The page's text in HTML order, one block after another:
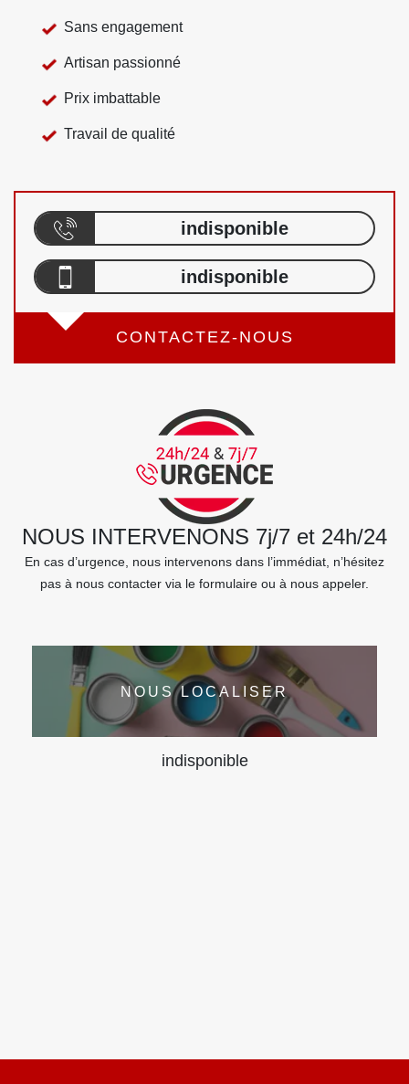
Sans engagement
Artisan passionné
Prix imbattable
Travail de qualité
indisponible
indisponible
CONTACTEZ-NOUS
NOUS INTERVENONS 7j/7 et 24h/24
En cas d’urgence, nous intervenons dans l’immédiat, n’hésitez
pas à nous contacter via le formulaire ou à nous appeler.
NOUS LOCALISER
indisponible